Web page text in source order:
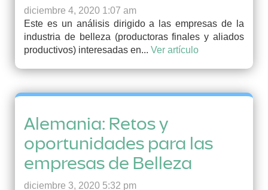
diciembre 4, 2020 1:07 am
Este es un análisis dirigido a las empresas de la
industria de belleza (productoras finales y aliados
productivos) interesadas en... Ver artículo
Alemania: Retos y
oportunidades para las
empresas de Belleza
diciembre 3, 2020 5:32 pm